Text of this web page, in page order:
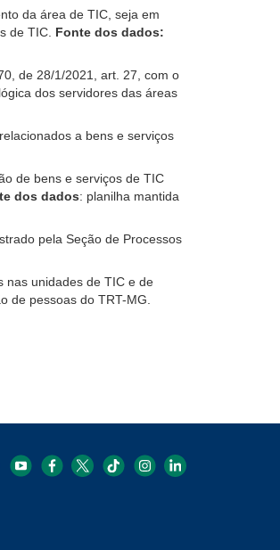
da área de TIC, seja em
de TIC. Fonte dos dados:
de 28/1/2021, art. 27, com o
dos servidores das áreas
a bens e serviços
de bens e serviços de TIC
dos dados: planilha mantida
pela Seção de Processos
nas unidades de TIC e de
de pessoas do TRT-MG.